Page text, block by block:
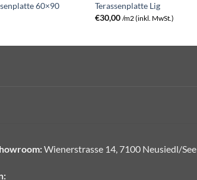
60×90
Terassenplatte Lig
€30,00 /m2 (inkl. MwSt.)
Wienerstrasse 14, 7100 Neusiedl/See